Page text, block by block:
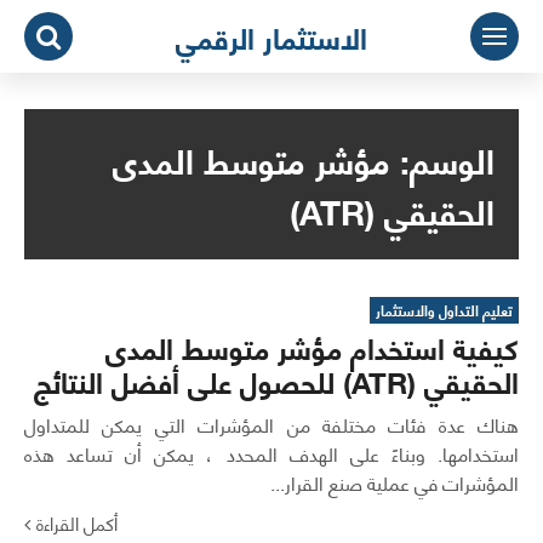
التجاوز
المحتوى
الاستثمار الرقمي
الوسم:مؤشر متوسط المدى
الحقيقي (ATR)
تعليم التداول والاستثمار
كيفية استخدام مؤشر متوسط المدى
الحقيقي (ATR) للحصول على أفضل النتائج
هناك عدة فئات مختلفة من المؤشرات التي يمكن للمتداول
استخدامها. وبناءً على الهدف المحدد ، يمكن أن تساعد هذه
المؤشرات في عملية صنع القرار...
أكمل القراءة